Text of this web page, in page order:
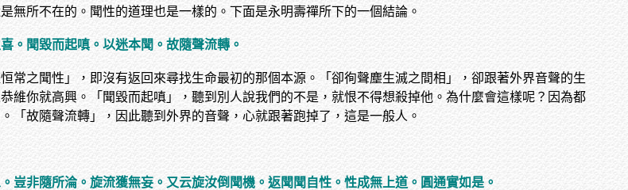
無所不在的。聞性的道理也是一樣的。下面是永明壽禪所下的一個結論。
。聞毀而起嗔。以迷本聞。故隨聲流轉。
常之聞性」，即沒有返回來尋找生命最初的那個本源。「卻徇聲塵生滅之間相」，卻跟著外界音聲的生
維你就高興。「聞毀而起嗔」，聽到別人說我們的不是，就恨不得想殺掉他。為什麼會這樣呢？因為都
「故隨聲流轉」，因此聽到外界的音聲，心就跟著跑掉了，這是一般人。
豈非隨所淪。旋流獲無妄。又云旋汝倒聞機。返聞聞自性。性成無上道。圓通實如是。